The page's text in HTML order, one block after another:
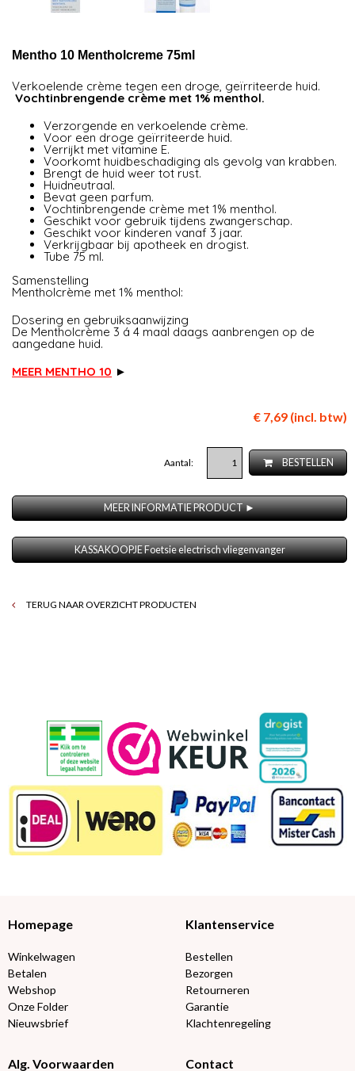
Mentho 10 Mentholcreme 75ml
Verkoelende crème tegen een droge, geïrriteerde huid.
Vochtinbrengende crème met 1% menthol.
Verzorgende en verkoelende crème.
Voor een droge geïrriteerde huid.
Verrijkt met vitamine E.
Voorkomt huidbeschadiging als gevolg van krabben.
Brengt de huid weer tot rust.
Huidneutraal.
Bevat geen parfum.
Vochtinbrengende crème met 1% menthol.
Geschikt voor gebruik tijdens zwangerschap.
Geschikt voor kinderen vanaf 3 jaar.
Verkrijgbaar bij apotheek en drogist.
Tube 75 ml.
Samenstelling
Mentholcrème met 1% menthol:
Dosering en gebruiksaanwijzing
De Mentholcrème 3 á 4 maal daags aanbrengen op de
aangedane huid.
MEER MENTHO 10 ►
€ 7,69 (incl. btw)
Aantal: BESTELLEN
MEER INFORMATIE PRODUCT ►
KASSAKOOPJE Foetsie electrisch vliegenvanger
TERUG NAAR OVERZICHT PRODUCTEN
Homepage
Winkelwagen
Betalen
Webshop
Onze Folder
Nieuwsbrief
Klantenservice
Bestellen
Bezorgen
Retourneren
Garantie
Klachtenregeling
Alg. Voorwaarden Contact